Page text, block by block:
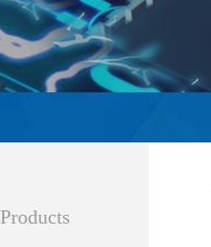
Products